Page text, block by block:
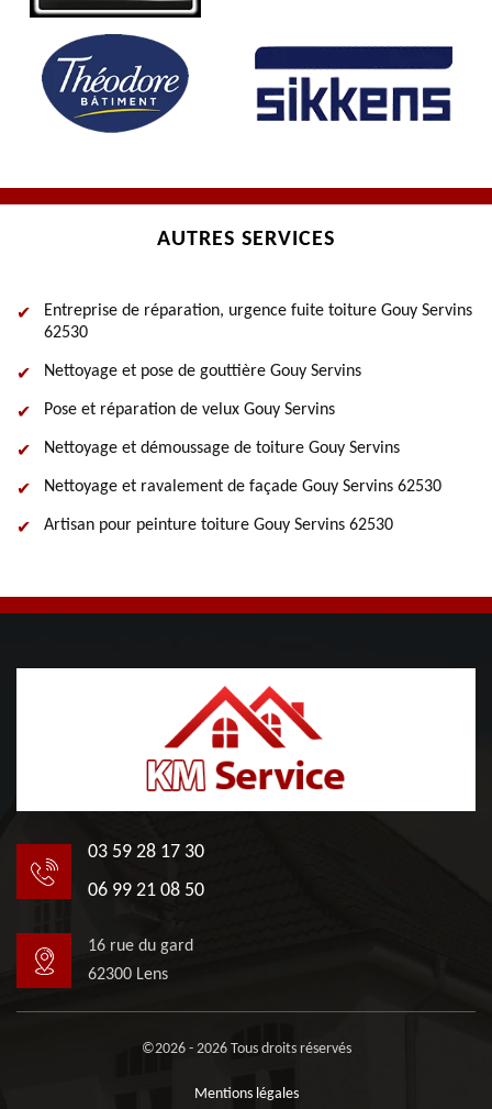
AUTRES SERVICES
Entreprise de réparation, urgence fuite toiture Gouy Servins
62530
Nettoyage et pose de gouttière Gouy Servins
Pose et réparation de velux Gouy Servins
Nettoyage et démoussage de toiture Gouy Servins
Nettoyage et ravalement de façade Gouy Servins 62530
Artisan pour peinture toiture Gouy Servins 62530
03 59 28 17 30
06 99 21 08 50
16 rue du gard
62300 Lens
©2026 - 2026 Tous droits réservés
Mentions légales